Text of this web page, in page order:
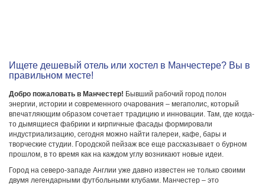
Ищете дешевый отель или хостел в Манчестере? Вы в
правильном месте!
Добро пожаловать в Манчестер! Бывший рабочий город полон
энергии, истории и современного очарования – мегаполис, который
впечатляющим образом сочетает традицию и инновации. Там, где когда-
то дымящиеся фабрики и кирпичные фасады формировали
индустриализацию, сегодня можно найти галереи, кафе, бары и
творческие студии. Городской пейзаж все еще рассказывает о бурном
прошлом, в то время как на каждом углу возникают новые идеи.
Город на северо-западе Англии уже давно известен не только своими
двумя легендарными футбольными клубами. Манчестер – это